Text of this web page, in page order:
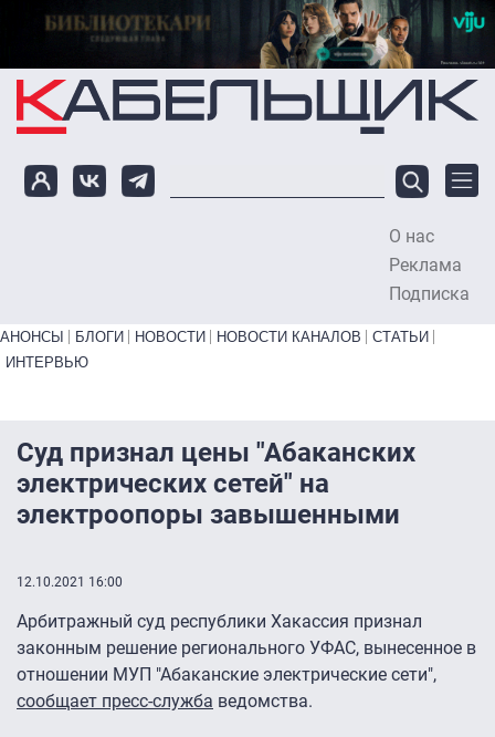
Перейти к основному содержанию
О нас
Реклама
Подписка
Primary links bottom
АНОНСЫ БЛОГИ НОВОСТИ НОВОСТИ КАНАЛОВ
СТАТЬИ
ИНТЕРВЬЮ
Суд признал цены "Абаканских
электрических сетей" на
электроопоры завышенными
12.10.2021 16:00
Арбитражный суд республики Хакассия признал
законным решение регионального УФАС, вынесенное в
отношении МУП "Абаканские электрические сети",
сообщает пресс-служба ведомства.